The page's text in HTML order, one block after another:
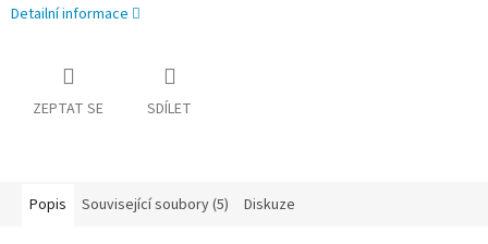
Detailní informace
ZEPTAT SE SDÍLET
Popis Související soubory (5) Diskuze